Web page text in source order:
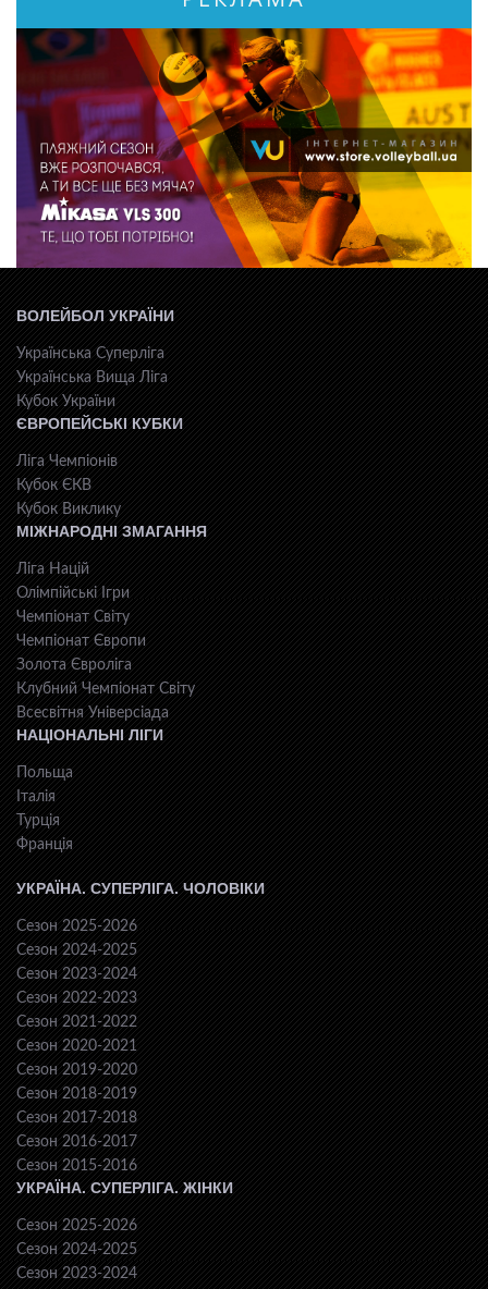
ВОЛЕЙБОЛ УКРАЇНИ
Українська Суперліга
Українська Вища Ліга
Кубок України
ЄВРОПЕЙСЬКІ КУБКИ
Ліга Чемпіонів
Кубок ЄКВ
Кубок Виклику
МІЖНАРОДНІ ЗМАГАННЯ
Ліга Націй
Олімпійські Ігри
Чемпіонат Світу
Чемпіонат Європи
Золота Євроліга
Клубний Чемпіонат Світу
Всесвiтня Унiверсiaда
НАЦІОНАЛЬНІ ЛІГИ
Польща
Італія
Турція
Франція
УКРАЇНА. СУПЕРЛІГА. ЧОЛОВІКИ
Сезон 2025-2026
Сезон 2024-2025
Сезон 2023-2024
Сезон 2022-2023
Сезон 2021-2022
Сезон 2020-2021
Сезон 2019-2020
Сезон 2018-2019
Сезон 2017-2018
Сезон 2016-2017
Сезон 2015-2016
УКРАЇНА. СУПЕРЛІГА. ЖІНКИ
Сезон 2025-2026
Сезон 2024-2025
Сезон 2023-2024